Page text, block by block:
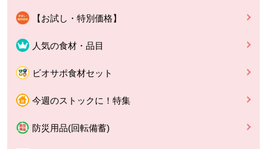
【お試し・特別価格】
人気の食材・品目
ビオサポ食材セット
今週のストックに！特集
防災用品(回転備蓄)